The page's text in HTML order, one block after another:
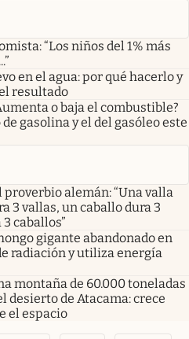
“Los niños del 1% más
en el agua: por qué hacerlo y
resultado
o baja el combustible?
gasolina y el del gasóleo este
proverbio alemán: “Una valla
3 vallas, un caballo dura 3
caballos”
gigante abandonado en
radiación y utiliza energía
montaña de 60.000 toneladas
desierto de Atacama: crece
el espacio